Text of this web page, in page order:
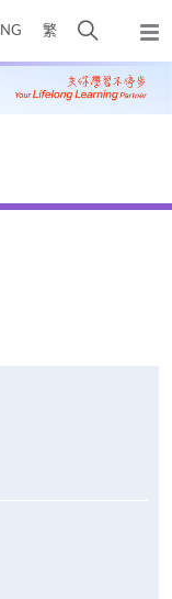
繁
开
搜
寻
弹
出
主